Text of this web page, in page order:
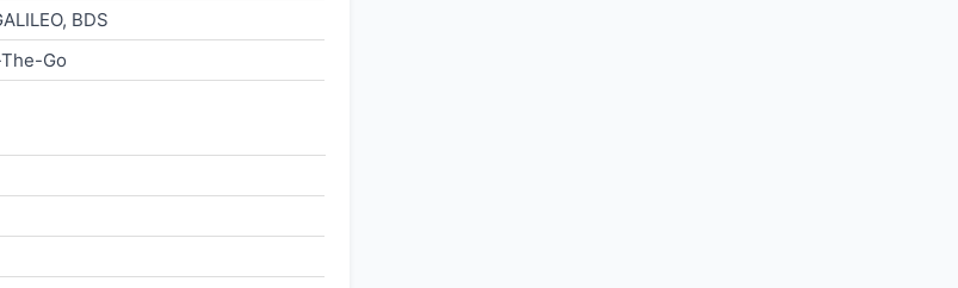
BDS
Go